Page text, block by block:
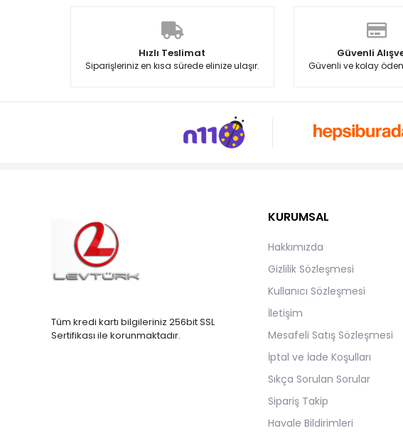
Hızlı Teslimat
Siparişleriniz en kısa sürede elinize ulaşır.
Güvenli
Güvenli ve kolay
Tüm kredi kartı bilgileriniz 256bit SSL
Sertifikası ile korunmaktadır.
KURUMSAL
Hakkımızda
Gizlilik Sözleşmesi
Kullanıcı Sözleşmesi
İletişim
Mesafeli Satış Sözleşmesi
İptal ve İade Koşulları
Sıkça Sorulan Sorular
Sipariş Takip
Havale Bildirimleri